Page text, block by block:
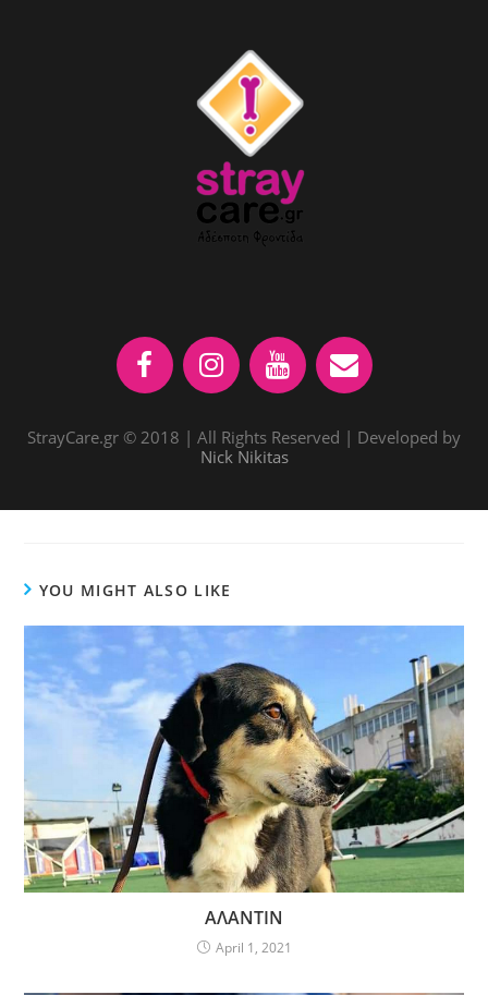
StrayCare.gr © 2018 | All Rights Reserved | Developed by
Nick Nikitas
YOU MIGHT ALSO LIKE
ΑΛΑΝΤΙΝ
April 1, 2021